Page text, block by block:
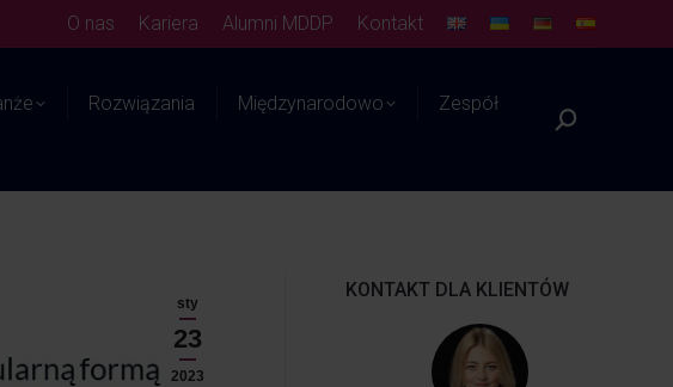
O nas Kariera Alumni MDDP Kontakt
Rozwiązania Międzynarodowo Zespół
sty
23
2023
KONTAKT DLA KLIENTÓW